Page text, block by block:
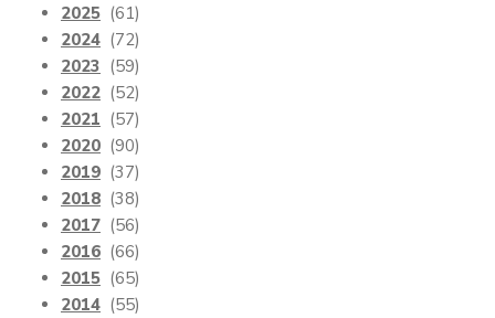
2025 (61)
2024 (72)
2023 (59)
2022 (52)
2021 (57)
2020 (90)
2019 (37)
2018 (38)
2017 (56)
2016 (66)
2015 (65)
2014 (55)